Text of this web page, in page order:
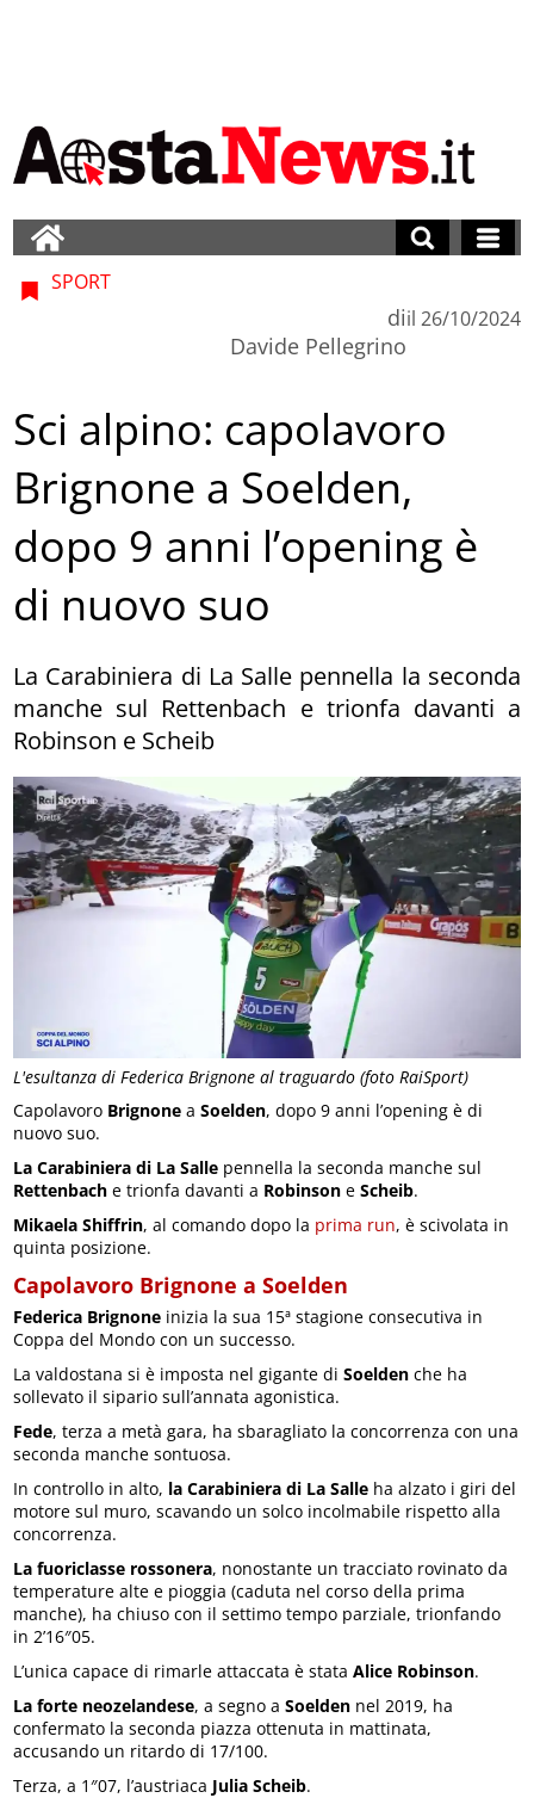
L'esultanza di Federica Brignone al traguardo (foto RaiSport)
SPORT
di
Davide Pellegrino
il 26/10/2024
Sci alpino: capolavoro
Brignone a Soelden,
dopo 9 anni l’opening è
di nuovo suo
La Carabiniera di La Salle pennella la seconda
manche sul Rettenbach e trionfa davanti a
Robinson e Scheib
Capolavoro Brignone aSoelden, dopo 9 anni l’opening è di
nuovo suo.
La Carabiniera di La Salle pennella la seconda manche sul
Rettenbach e trionfa davanti a Robinson eScheib.
Mikaela Shiffrin, al comando dopo la prima run, è scivolata in
quinta posizione.
Capolavoro Brignone a Soelden
Federica Brignone inizia la sua 15ª stagione consecutiva in
Coppa del Mondo con un successo.
La valdostana si è imposta nel gigante diSoelden che ha
sollevato il sipario sull’annata agonistica.
Fede, terza a metà gara, ha sbaragliato la concorrenza con una
seconda manche sontuosa.
In controllo in alto, la Carabiniera di La Salle ha alzato i giri del
motore sul muro, scavando un solco incolmabile rispetto alla
concorrenza.
La fuoriclasse rossonera, nonostante un tracciato rovinato da
temperature alte e pioggia (caduta nel corso della prima
manche), ha chiuso con il settimo tempo parziale, trionfando
in 2’16″05.
L’unica capace di rimarle attaccata è stataAlice Robinson.
La forte neozelandese, a segno a Soelden nel 2019, ha
confermato la seconda piazza ottenuta in mattinata,
accusando un ritardo di 17/100.
Terza, a 1″07, l’austriaca Julia Scheib.